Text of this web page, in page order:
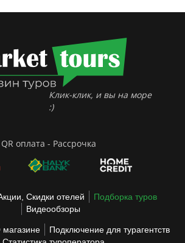
Клик-клик, и вы на море
:)
QR оплата - Рассрочка
Скидки отелей
Подборка туров
Видеообзоры
Подключение для турагентств